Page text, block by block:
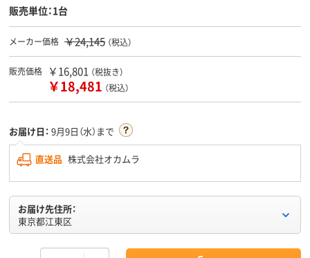
販売単位：1台
メーカー価格 ￥24,145 （税込）
販売価格 ￥16,801 （税抜き）
￥18,481 （税込）
お届け日： 9月9日（水）まで
直送品 株式会社オカムラ
お届け先住所：
東京都江東区